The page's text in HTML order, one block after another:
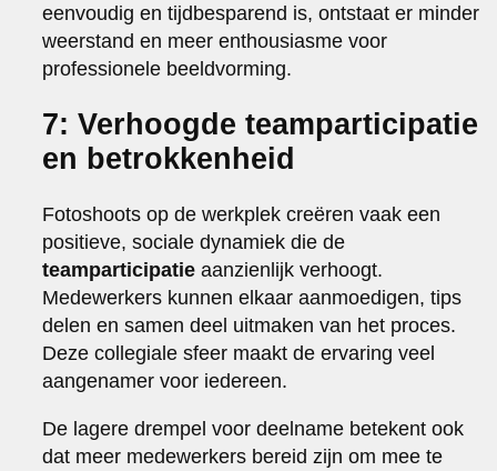
eenvoudig en tijdbesparend is, ontstaat er minder
weerstand en meer enthousiasme voor
professionele beeldvorming.
7: Verhoogde teamparticipatie
en betrokkenheid
Fotoshoots op de werkplek creëren vaak een
positieve, sociale dynamiek die de
teamparticipatie aanzienlijk verhoogt.
Medewerkers kunnen elkaar aanmoedigen, tips
delen en samen deel uitmaken van het proces.
Deze collegiale sfeer maakt de ervaring veel
aangenamer voor iedereen.
De lagere drempel voor deelname betekent ook
dat meer medewerkers bereid zijn om mee te